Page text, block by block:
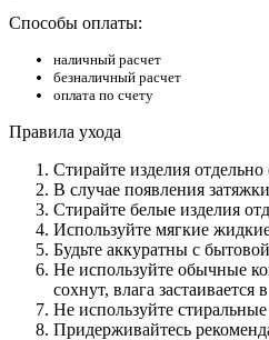
Способы оплаты:
наличный расчет
безналичный расчет
оплата по счету
Правила ухода
Стирайте изделия
В случае появления
Стирайте белые изделия
Используйте мягкие
Будьте аккуратны с
Не используйте обычные
сохнут, влага
Не используйте
Придерживайтесь